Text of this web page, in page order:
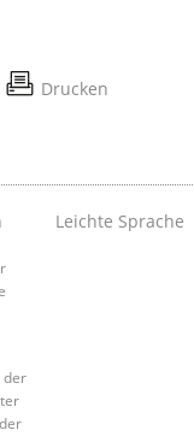
Drucken
der
Leichte Sprache